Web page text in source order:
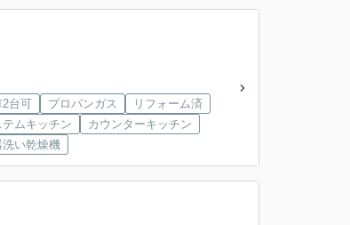
2台可 プロパンガス
リフォーム済
テムキッチン
カウンターキッチン
洗い乾燥機